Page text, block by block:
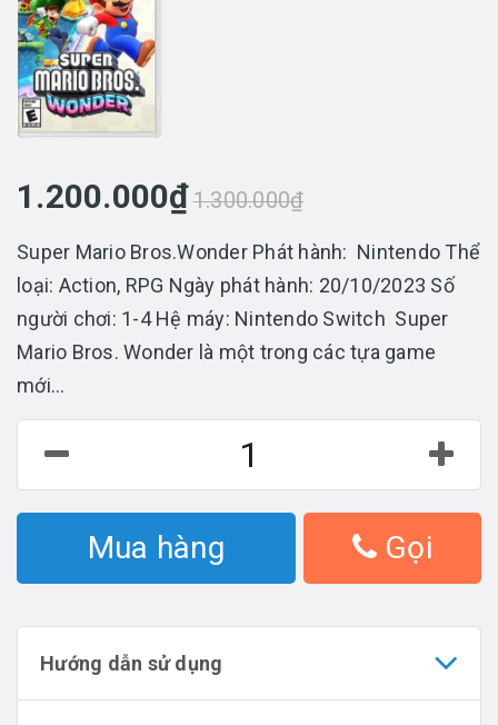
1.200.000₫1.300.000₫
Super Mario Bros.Wonder Phát hành: Nintendo Thể
loại: Action, RPG Ngày phát hành: 20/10/2023 Số
người chơi: 1-4 Hệ máy: Nintendo Switch Super
Mario Bros. Wonder là một trong các tựa game
mới...
Mua hàng Gọi
Hướng dẫn sử dụng